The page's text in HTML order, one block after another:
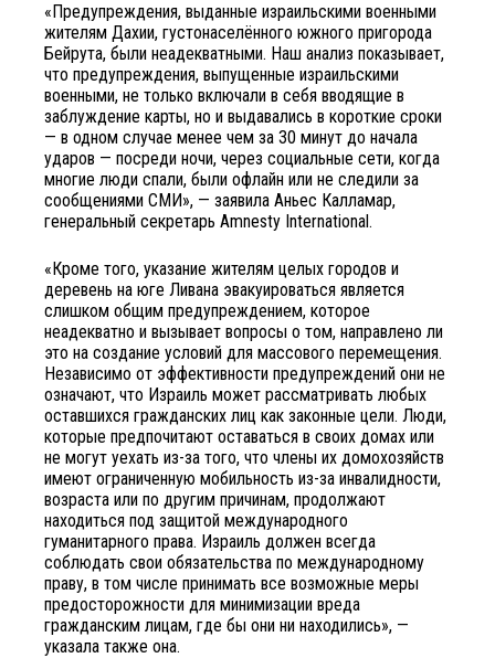
«Предупреждения, выданные израильскими военными
жителям Дахии, густонаселённого южного пригорода
Бейрута, были неадекватными. Наш анализ показывает,
что предупреждения, выпущенные израильскими
военными, не только включали в себя вводящие в
заблуждение карты, но и выдавались в короткие сроки
— в одном случае менее чем за 30 минут до начала
ударов — посреди ночи, через социальные сети, когда
многие люди спали, были офлайн или не следили за
сообщениями СМИ», — заявила Аньес Калламар,
генеральный секретарь Amnesty International.
«Кроме того, указание жителям целых городов и
деревень на юге Ливана эвакуироваться является
слишком общим предупреждением, которое
неадекватно и вызывает вопросы о том, направлено ли
это на создание условий для массового перемещения.
Независимо от эффективности предупреждений они не
означают, что Израиль может рассматривать любых
оставшихся гражданских лиц как законные цели. Люди,
которые предпочитают оставаться в своих домах или
не могут уехать из-за того, что члены их домохозяйств
имеют ограниченную мобильность из-за инвалидности,
возраста или по другим причинам, продолжают
находиться под защитой международного
гуманитарного права. Израиль должен всегда
соблюдать свои обязательства по международному
праву, в том числе принимать все возможные меры
предосторожности для минимизации вреда
гражданским лицам, где бы они ни находились», —
указала также она.